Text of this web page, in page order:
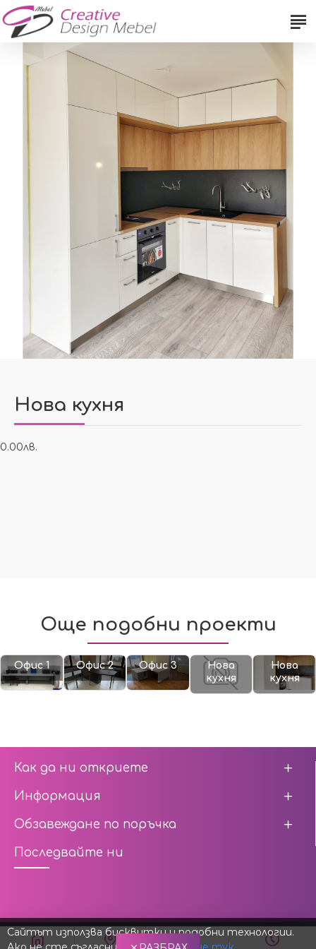
Нова кухня
0.00лв.
Още подобни проекти
Офис 1 Офис 2 Офис 3
Нова
кухня
Нова
кухня
Как да ни откриете
Информация
Обзавеждане по поръчка
Последвайте ни
Изработка и Дизайн от Netsoft ltd.
Сайтът използва бисквитки и подобни технологии.